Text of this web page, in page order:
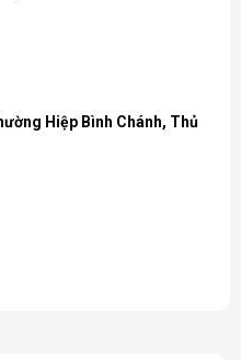
Hiệp Bình Chánh, Thủ